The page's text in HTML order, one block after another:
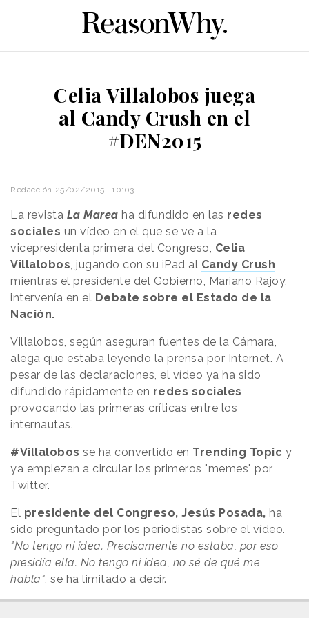
Celia Villalobos juega
al Candy Crush en el
#DEN2015
Redacción 25/02/2015 · 10:03
La revista La Marea ha difundido en las redes
sociales un vídeo en el que se ve a la
vicepresidenta primera del Congreso, Celia
Villalobos , jugando con su iPad al Candy Crush
mientras el presidente del Gobierno, Mariano Rajoy,
intervenía en el Debate sobre el Estado de la
Nación.
Villalobos, según aseguran fuentes de la Cámara,
alega que estaba leyendo la prensa por Internet. A
pesar de las declaraciones, el vídeo ya ha sido
difundido rápidamente en redes sociales
provocando las primeras críticas entre los
internautas.
#Villalobos se ha convertido en Trending Topic y
ya empiezan a circular los primeros "memes" por
Twitter.
El presidente del Congreso, Jesús Posada, ha
sido preguntado por los periodistas sobre el vídeo.
"No tengo ni idea. Precisamente no estaba, por eso
presidía ella. No tengo ni idea, no sé de qué me
habla" , se ha limitado a decir.